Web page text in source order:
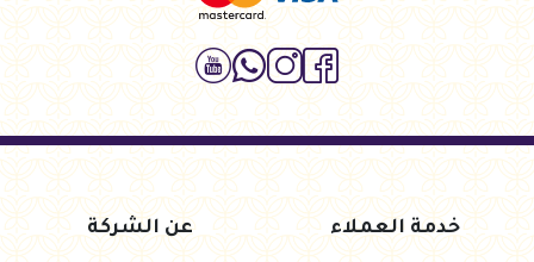
خدمة العملاء عن الشركة